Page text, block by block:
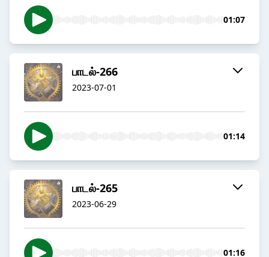
01:07
பாடல்-266
2023-07-01
01:14
பாடல்-265
2023-06-29
01:16